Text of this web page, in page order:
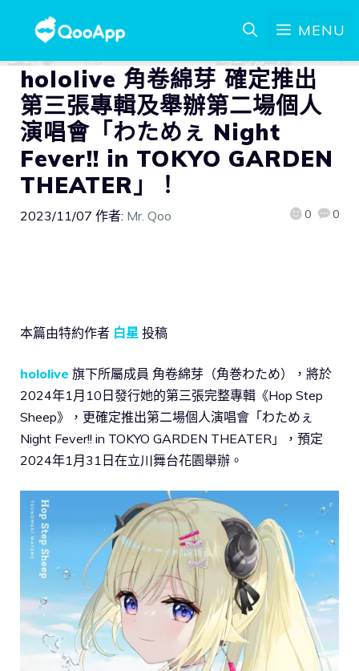
MENU
hololive 角卷綿芽 確定推出
第三張專輯及舉辦第二場個人
演唱會「わためぇ Night
Fever!! in TOKYO GARDEN
THEATER」！
2023/11/07 作者: Mr. Qoo 0 0
本篇由特約作者 白星 投稿
hololive 旗下所屬成員 角卷綿芽（角巻わため），將於
2024年1月10日發行她的第三張完整專輯《Hop Step
Sheep》，更確定推出第二場個人演唱會「わためぇ
Night Fever!! in TOKYO GARDEN THEATER」，預定
2024年1月31日在立川舞台花園舉辦。